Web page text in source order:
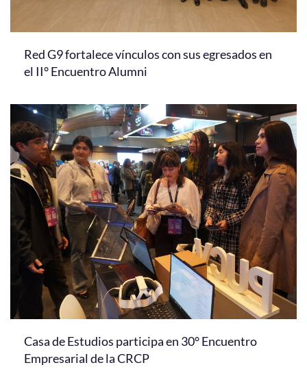
Red G9 fortalece vínculos con sus egresados en
el II° Encuentro Alumni
Casa de Estudios participa en 30° Encuentro
Empresarial de la CRCP